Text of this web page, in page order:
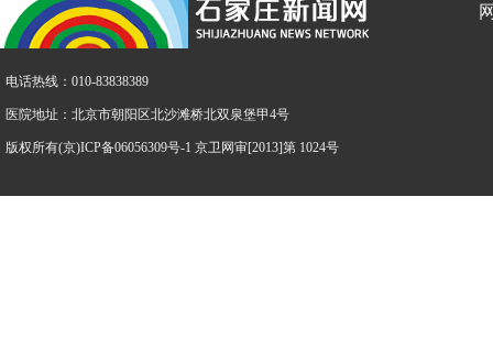
电话热线：010-83838389
医院地址：北京市朝阳区北沙滩桥北双泉堡甲4号
版权所有(京)ICP备06056309号-1 京卫网审[2013]第 1024号